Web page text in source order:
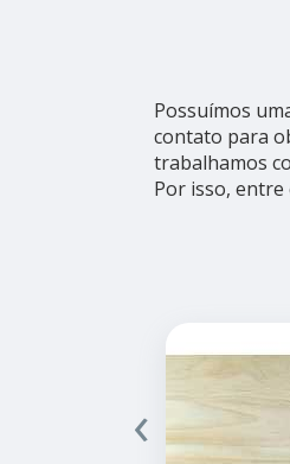
Possuímos
contato para
trabalhamos
Por isso, entre
‹